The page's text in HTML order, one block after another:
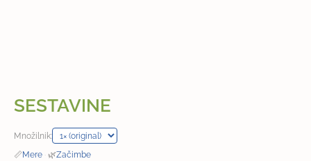
SESTAVINE
Množilnik:
📏Mere · 🌿Začimbe